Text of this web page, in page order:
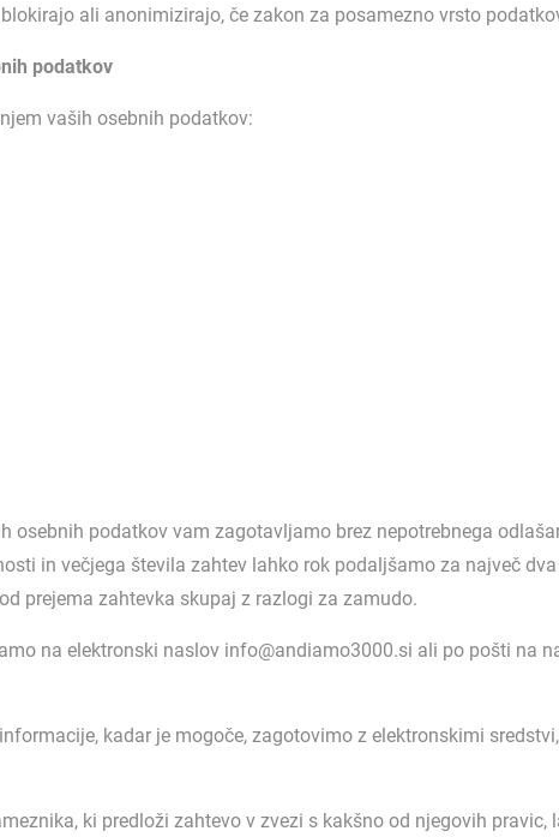
ali anonimizirajo, če zakon za posamezno vrsto
podatkov
vaših osebnih podatkov:
osebnih podatkov vam zagotavljamo brez nepotrebnega
in večjega števila zahtev lahko rok podaljšamo za največ
prejema zahtevka skupaj z razlogi za zamudo.
na elektronski naslov info@andiamo3000.si ali po pošti na
kadar je mogoče, zagotovimo z elektronskimi
ki predloži zahtevo v zvezi s kakšno od njegovih